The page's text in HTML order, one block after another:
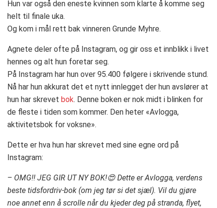
Hun var også den eneste kvinnen som klarte å komme seg
helt til finale uka.
Og kom i mål rett bak vinneren Grunde Myhre.
Agnete deler ofte på Instagram, og gir oss et innblikk i livet
hennes og alt hun foretar seg.
På Instagram har hun over 95.400 følgere i skrivende stund.
Nå har hun akkurat det et nytt innlegget der hun avslører at
hun har skrevet bok. Denne boken er nok midt i blinken for
de fleste i tiden som kommer. Den heter «Avlogga,
aktivitetsbok for voksne».
Dette er hva hun har skrevet med sine egne ord på
Instagram:
– OMG!! JEG GIR UT NY BOK!😍 Dette er Avlogga, verdens
beste tidsfordriv-bok (om jeg tør si det sjæl). Vil du gjøre
noe annet enn å scrolle når du kjeder deg på stranda, flyet,